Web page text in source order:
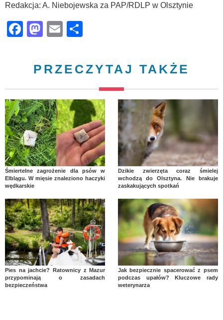
Redakcja: A. Niebojewska za PAP/RDLP w Olsztynie
Facebook
Mastodon
Email
PRZECZYTAJ TAKŻE
Śmiertelne zagrożenie dla psów w
Elblągu. W mięsie znaleziono haczyki
wędkarskie
Dzikie zwierzęta coraz śmielej
wchodzą do Olsztyna. Nie brakuje
zaskakujących spotkań
Pies na jachcie? Ratownicy z Mazur
przypominają o zasadach
bezpieczeństwa
Jak bezpiecznie spacerować z psem
podczas upałów? Kluczowe rady
weterynarza